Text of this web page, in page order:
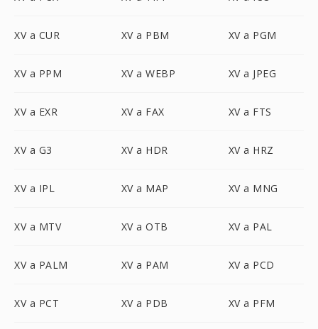
XV a CUR XV a PBM XV a PGM
XV a PPM XV a WEBP XV a JPEG
XV a EXR XV a FAX XV a FTS
XV a G3 XV a HDR XV a HRZ
XV a IPL XV a MAP XV a MNG
XV a MTV XV a OTB XV a PAL
XV a PALM XV a PAM XV a PCD
XV a PCT XV a PDB XV a PFM